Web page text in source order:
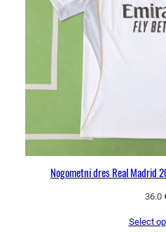
Nogometni dres Real Madrid
36.0
Select